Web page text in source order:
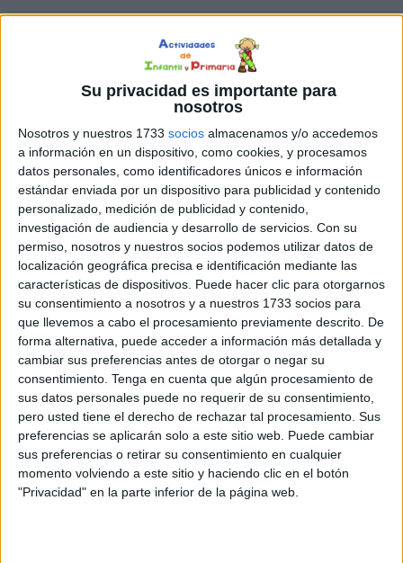
Su privacidad es importante para
nosotros
Nosotros y nuestros 1733 socios almacenamos y/o accedemos
a información en un dispositivo, como cookies, y procesamos
datos personales, como identificadores únicos e información
estándar enviada por un dispositivo para publicidad y contenido
personalizado, medición de publicidad y contenido,
investigación de audiencia y desarrollo de servicios. Con su
permiso, nosotros y nuestros socios podemos utilizar datos de
localización geográfica precisa e identificación mediante las
características de dispositivos. Puede hacer clic para otorgarnos
su consentimiento a nosotros y a nuestros 1733 socios para
que llevemos a cabo el procesamiento previamente descrito. De
forma alternativa, puede acceder a información más detallada y
cambiar sus preferencias antes de otorgar o negar su
consentimiento. Tenga en cuenta que algún procesamiento de
sus datos personales puede no requerir de su consentimiento,
pero usted tiene el derecho de rechazar tal procesamiento. Sus
preferencias se aplicarán solo a este sitio web. Puede cambiar
sus preferencias o retirar su consentimiento en cualquier
momento volviendo a este sitio y haciendo clic en el botón
"Privacidad" en la parte inferior de la página web.
lectora en primer ciclo 3
Pulsa sobre el enlace para descargar el